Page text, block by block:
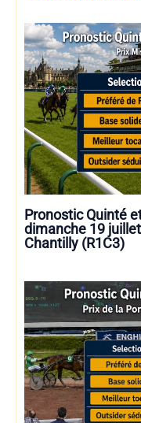
Pronostic Quinté
dimanche 19
Chantilly (R1C3)